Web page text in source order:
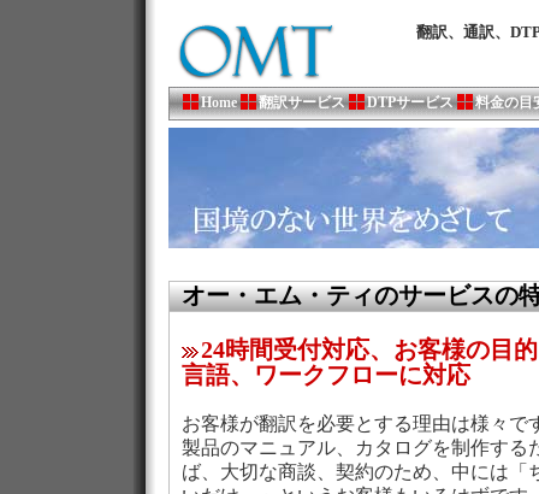
翻訳、通訳、
Home 翻訳サービス DTPサービス 料金の目
オー・エム・ティのサービスの
24時間受付対応、お客様の目
言語、ワークフローに対応
お客様が翻訳を必要とする理由は様々で
製品のマニュアル、カタログを制作する
ば、大切な商談、契約のため、中には「